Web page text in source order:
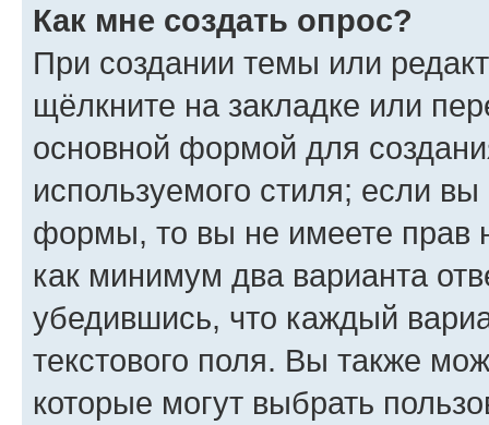
Как мне создать опрос?
При создании темы или
щёлкните на закладке или
основной формой для
используемого стиля; если
формы, то вы не имеете прав
как минимум два варианта
убедившись, что каждый
текстового поля. Вы также
которые могут выбрать